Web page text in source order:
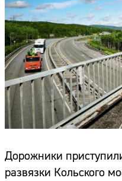
Дорожники
развязки Кольского